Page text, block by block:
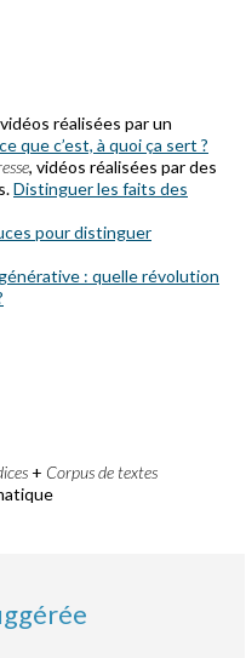
vidéos réalisées par un
que c’est, à quoi ça sert ?
, vidéos réalisées par des
Distinguer les faits des
pour distinguer
: quelle révolution
+ Corpus de textes